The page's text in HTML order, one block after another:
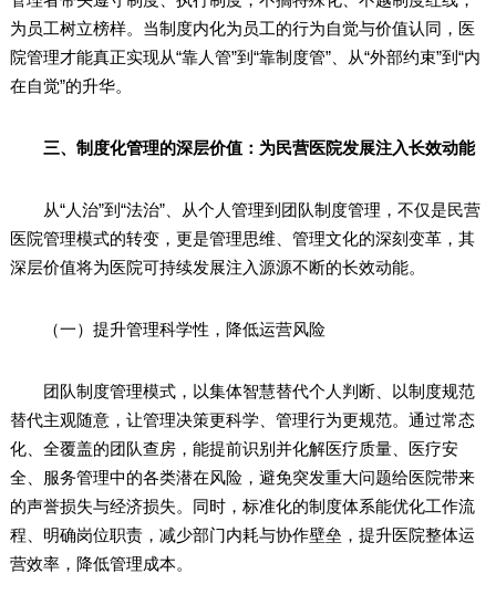
为员工树立榜样。当制度内化为员工的行为自觉与价值认同，医
院管理才能真正实现从“靠人管”到“靠制度管”、从“外部约束”到“内
在自觉”的升华。
三、制度化管理的深层价值：为民营医院发展注入长效动能
从“人治”到“法治”、从个人管理到团队制度管理，不仅是民营
医院管理模式的转变，更是管理思维、管理文化的深刻变革，其
深层价值将为医院可持续发展注入源源不断的长效动能。
（一）提升管理科学性，降低运营风险
团队制度管理模式，以集体智慧替代个人判断、以制度规范
替代主观随意，让管理决策更科学、管理行为更规范。通过常态
化、全覆盖的团队查房，能提前识别并化解医疗质量、医疗安
全、服务管理中的各类潜在风险，避免突发重大问题给医院带来
的声誉损失与经济损失。同时，标准化的制度体系能优化工作流
程、明确岗位职责，减少部门内耗与协作壁垒，提升医院整体运
营效率，降低管理成本。